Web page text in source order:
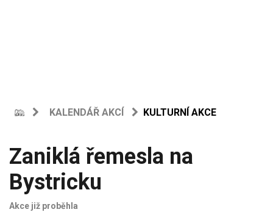
KALENDÁŘ AKCÍ KULTURNÍ AKCE
Zaniklá řemesla na
Bystricku
Akce již proběhla